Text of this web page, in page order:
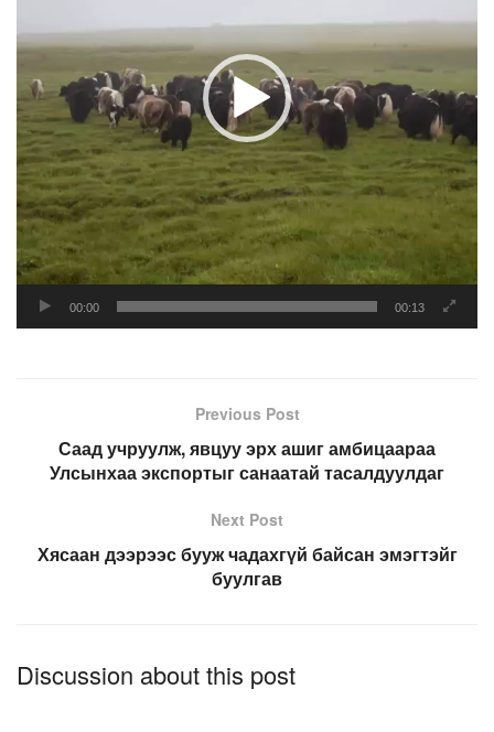
00:00 00:13
Previous Post
Саад учруулж, явцуу эрх ашиг амбицаараа
Улсынхаа экспортыг санаатай тасалдуулдаг
Next Post
Хясаан дээрээс бууж чадахгүй байсан эмэгтэйг
буулгав
Discussion about this post